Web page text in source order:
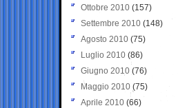
Ottobre 2010 (157)
Settembre 2010 (148)
Agosto 2010 (75)
Luglio 2010 (86)
Giugno 2010 (76)
Maggio 2010 (75)
Aprile 2010 (66)